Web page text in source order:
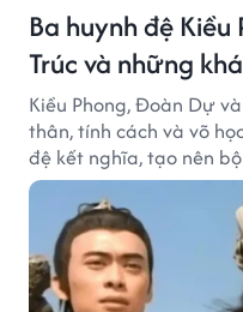
Ba huynh đệ
Trúc và những
Kiều Phong, Đoàn Dự
thân, tính cách và võ
đệ kết nghĩa, tạo nên
Bát Bộ.